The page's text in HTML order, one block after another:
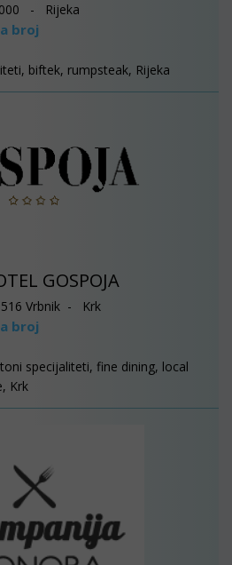
- Rijeka
broj
biftek, rumpsteak, Rijeka
GOSPOJA
Vrbnik - Krk
broj
specijaliteti, fine dining, local
Krk